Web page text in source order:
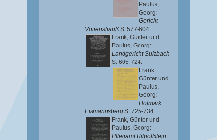
Paulus,
Georg:
Gericht
Vohenstrauß S. 577-604.
Frank, Günter und
Paulus, Georg:
Landgericht Sulzbach
S. 605-724.
Frank,
Günter und
Paulus,
Georg:
Hofmark
Eismannsberg S. 725-734.
Frank, Günter und
Paulus, Georg:
Pflegamt Hilpoltstein